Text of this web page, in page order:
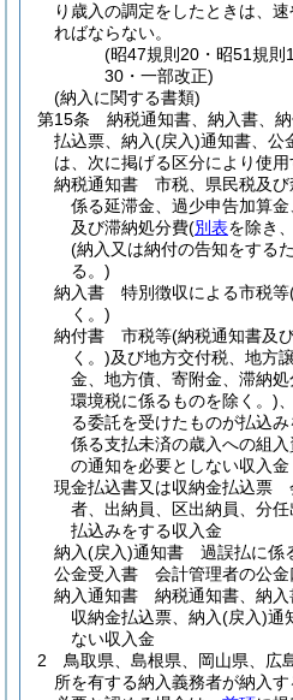
り歳入の調定をしたときは、
ればならない。
(昭47規則20・昭51規則
30・一部改正)
(納入に関する書類)
第15条
納税通知書、納入書、
払込票、納入(戻入)通知書、公
は、次に掲げる区分により使用
納税通知書 市税、県民税及び
係る延滞金、過少申告加算
及び滞納処分費(別表を除き
(納入又は納付の告知をする
る。)
納入書 特別徴収による市税等
く。)
納付書 市税等(納税通知書及
く。)及び地方交付税、地方
金、地方債、寄附金、滞納処
環境税に係るものを除く。)
る委託を受けたものが払込
係る支払未済の歳入への組
の通知を必要としない収入金
現金払込書又は収納金払込票
者、出納員、区出納員、分
払込みをする収入金
納入(戻入)通知書 過誤払に係
公金受入書 会計管理者の公金
納入通知書 納税通知書、納入
収納金払込票、納入(戻入)通
ない収入金
2
鳥取県、島根県、岡山県、広
所を有する納入義務者が納入